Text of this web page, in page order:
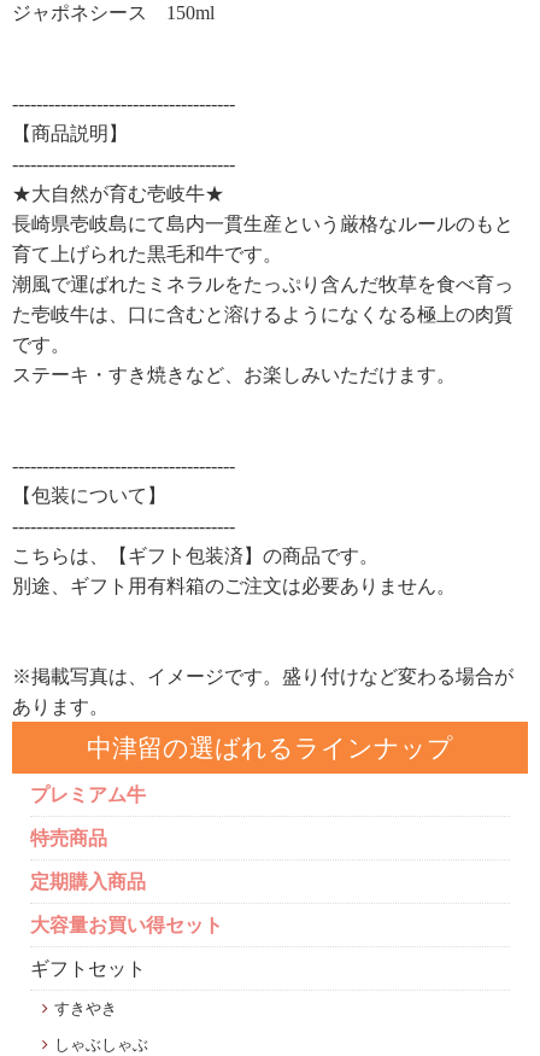
ジャポネシース 150ml
-------------------------------------
【商品説明】
-------------------------------------
★大自然が育む壱岐牛★
長崎県壱岐島にて島内一貫生産という厳格なルールのもと
育て上げられた黒毛和牛です。
潮風で運ばれたミネラルをたっぷり含んだ牧草を食べ育っ
た壱岐牛は、口に含むと溶けるようになくなる極上の肉質
です。
ステーキ・すき焼きなど、お楽しみいただけます。
-------------------------------------
【包装について】
-------------------------------------
こちらは、【ギフト包装済】の商品です。
別途、ギフト用有料箱のご注文は必要ありません。
※掲載写真は、イメージです。盛り付けなど変わる場合が
あります。
中津留の選ばれるラインナップ
プレミアム牛
特売商品
定期購入商品
大容量お買い得セット
ギフトセット
すきやき
しゃぶしゃぶ